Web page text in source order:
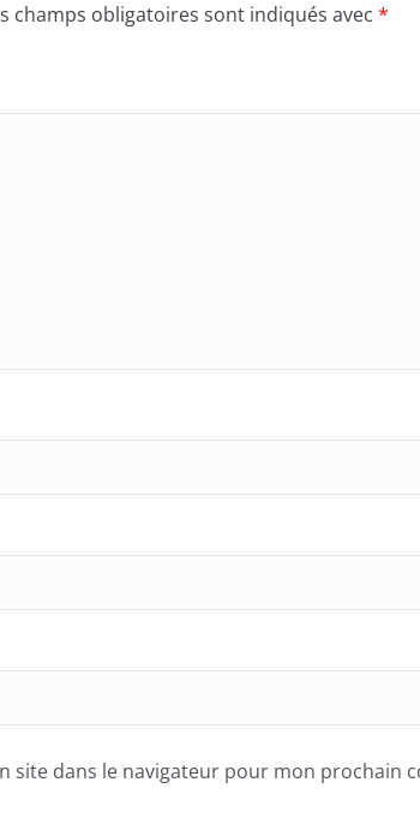
champs obligatoires sont indiqués avec *
site dans le navigateur pour mon prochain